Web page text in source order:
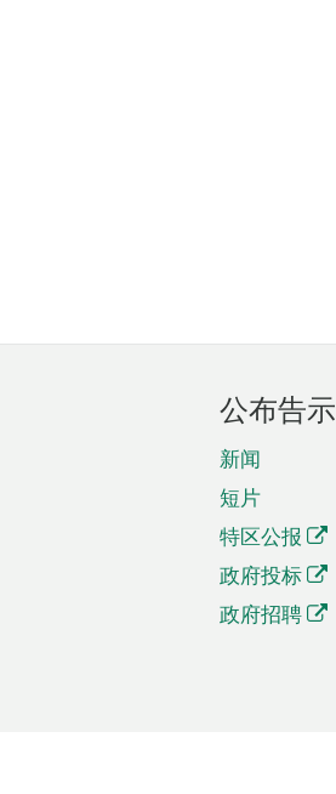
公布告示
新闻
短片
特区公报
政府投标
政府招聘